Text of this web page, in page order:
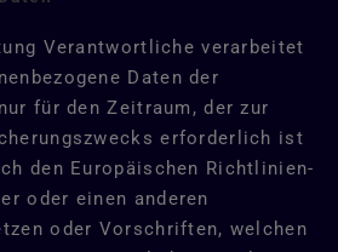
Verantwortliche verarbeitet
Daten der
für den Zeitraum, der zur
erforderlich ist
den Europäischen Richtlinien-
oder einen anderen
oder Vorschriften, welchen